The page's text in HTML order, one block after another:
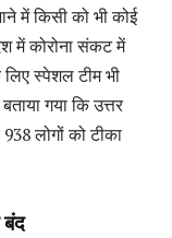
में किसी को भी कोई
में कोरोना संकट में
स्पेशल टीम भी
गया कि उत्तर
लोगों को टीका